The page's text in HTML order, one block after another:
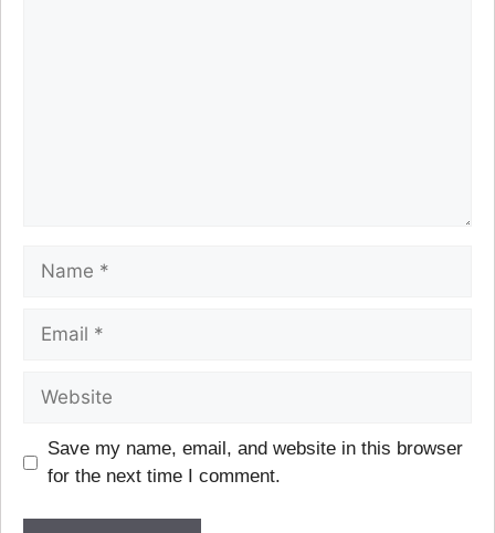
Save my name, email, and website in this browser
for the next time I comment.